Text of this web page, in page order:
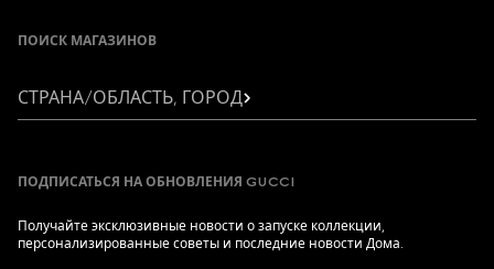
ПОИСК МАГАЗИНОВ
СТРАНА/ОБЛАСТЬ, ГОРОД
ПОДПИСАТЬСЯ НА ОБНОВЛЕНИЯ GUCCI
Получайте эксклюзивные новости о запуске коллекции,
персонализированные советы и последние новости Дома.